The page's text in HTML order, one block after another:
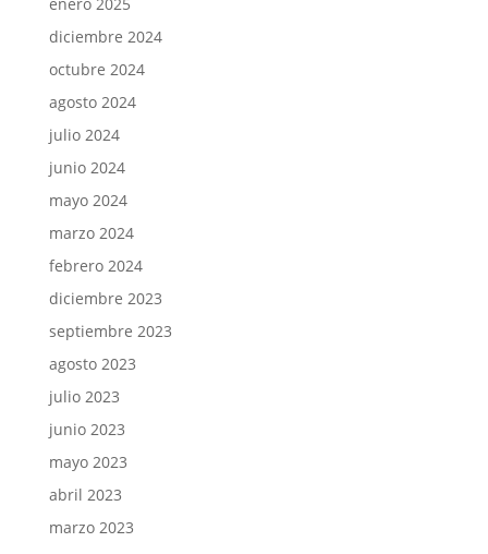
diciembre 2024
octubre 2024
agosto 2024
julio 2024
junio 2024
mayo 2024
marzo 2024
febrero 2024
diciembre 2023
septiembre 2023
agosto 2023
julio 2023
junio 2023
mayo 2023
abril 2023
marzo 2023